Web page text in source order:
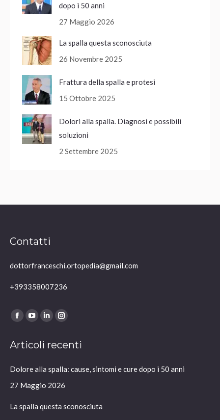
dopo i 50 anni
27 Maggio 2026
La spalla questa sconosciuta
26 Novembre 2025
Frattura della spalla e protesi
15 Ottobre 2025
Dolori alla spalla. Diagnosi e possibili
soluzioni
2 Settembre 2025
Contatti
dottorfranceschi.ortopedia@gmail.com
+393358007236
Ci puoi trovare su:
Facebook
opens
new
window
YouTube
opens
new
window
Linkedin
opens
new
window
Instagram
opens
new
window
Articoli recenti
Dolore alla spalla: cause, sintomi e cure dopo i 50 anni
27 Maggio 2026
La spalla questa sconosciuta